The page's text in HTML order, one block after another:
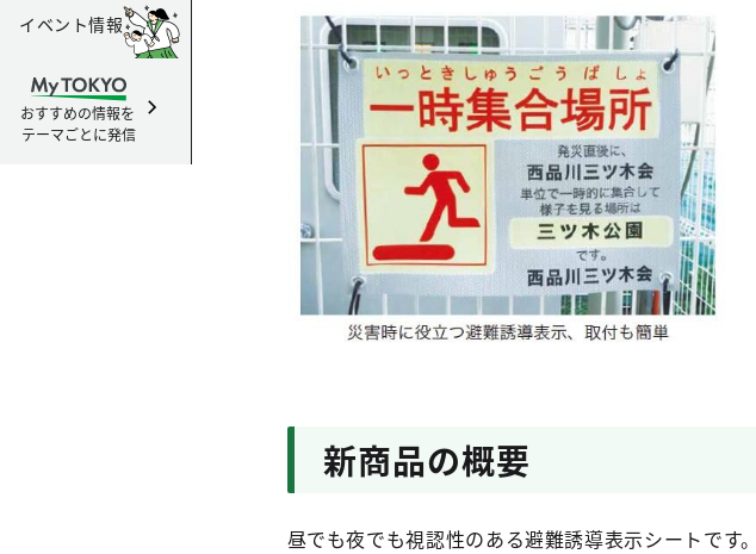
イベント情報
おすすめの情報を
テーマごとに発信
新商品の概要
昼でも夜でも視認性のある避難誘導表示シートです